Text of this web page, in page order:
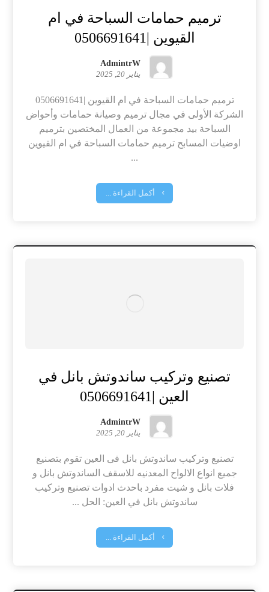
ترميم حمامات السباحة في ام
القيوين |0506691641
AdmintrW
يناير 20, 2025
ترميم حمامات السباحة في ام القيوين |0506691641
الشركة الأولى في مجال ترميم وصيانة حمامات وأحواض
السباحة بيد مجموعة من العمال المختصين بترميم
اوضيات المسابح ترميم حمامات السباحة في ام القيوين
...
أكمل القراءة ...
تصنيع وتركيب ساندوتش بانل في
العين |0506691641
AdmintrW
يناير 20, 2025
تصنيع وتركيب ساندوتش بانل فى العين تقوم بتصنيع
جميع انواع الالواح المعدنيه للاسقف الساندوتش بانل و
فلات بانل و شيت مفرد باحدث ادوات تصنيع وتركيب
ساندوتش بانل في العين: الحل ...
أكمل القراءة ...